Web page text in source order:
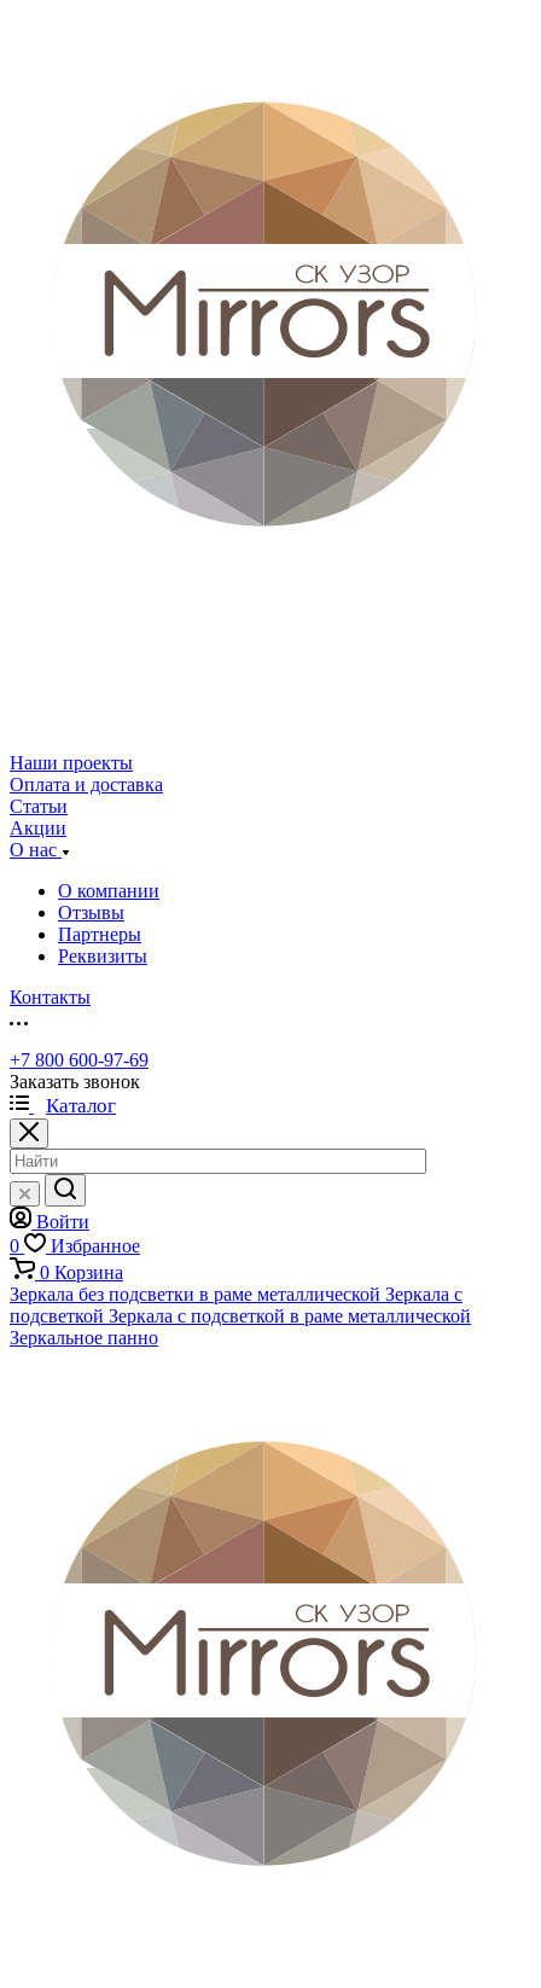
Наши проекты
Оплата и доставка
Статьи
Акции
О нас
О компании
Отзывы
Партнеры
Реквизиты
Контакты
+7 800 600-97-69
Заказать звонок
Каталог
Войти
0
Избранное
0 Корзина
Зеркала без подсветки в раме металлической Зеркала с
подсветкой Зеркала с подсветкой в раме металлической
Зеркальное панно